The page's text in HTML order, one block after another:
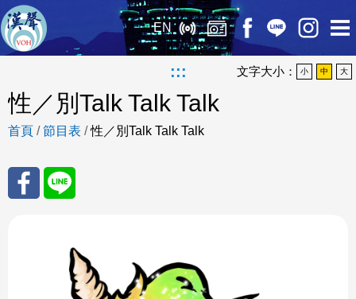
EN
::: 文字大小： 小 中 大
性／別Talk Talk Talk
首頁 /節目表 /性／別Talk Talk Talk
至
Line